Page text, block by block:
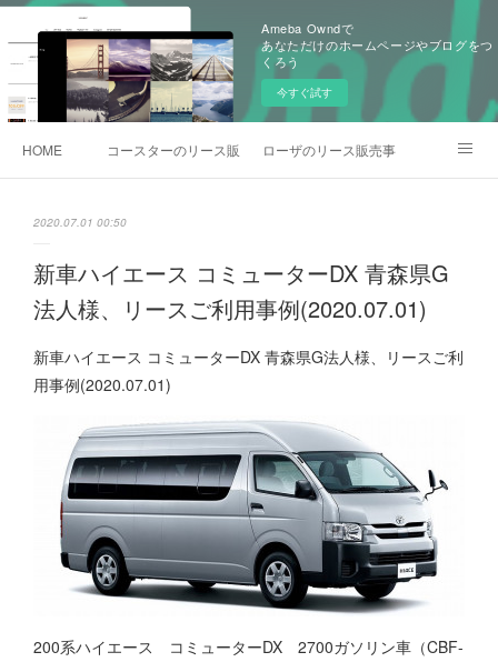
Ameba Owndで
あなただけのホームページやブログをつ
くろう
今すぐ試す
HOME コースターのリース販売事例ローザのリース販売事例
2020.07.01 00:50
新車ハイエース コミューターDX 青森県G
法人様、リースご利用事例(2020.07.01)
新車ハイエース コミューターDX 青森県G法人様、リースご利
用事例(2020.07.01)
200系ハイエース コミューターDX 2700ガソリン車（CBF-